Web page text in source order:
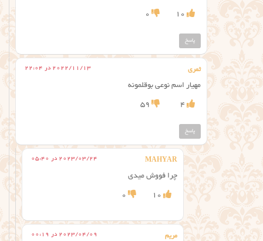
10
0
پاسخ
ثمری 2022/11/13 در 22:04
مهیار اسم نوعی بوقلمونه
4
59
پاسخ
MAHYAR 2023/03/24 در 05:40
چرا فووش میدی
10
0
مریم 2023/04/09 در 00:19